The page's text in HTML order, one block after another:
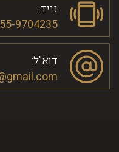
נייד:
9704235
דוא"ל: